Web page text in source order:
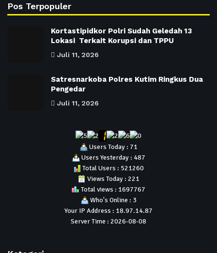
Pos Terpopuler
Kortastipidkor Polri Sudah Geledah 13
Lokasi Terkait Korupsi dan TPPU
Juli 11, 2026
Satresnarkoba Polres Kutim Ringkus Dua
Pengedar
Juli 11, 2026
Users Today : 71
Users Yesterday : 487
Total Users : 521260
Views Today : 221
Total views : 1697767
Who's Online : 3
Your IP Address : 18.97.14.87
Server Time : 2026-08-08